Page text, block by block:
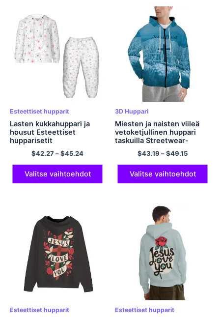
Esteettiset hupparit
Lasten kukkahuppari ja
housut Esteettiset
hupparisetit
Polyesterihupparisarjat
$42.27–$45.24
Valitse vaihtoehdot
3D Huppari
Miesten ja naisten viileä
vetoketjullinen huppari
taskuilla Streetwear-
huppari JESUS ​​Christ -
huppari Cross-huppari 3D-
tulostus Graafinen
hupullinen collegepaita
Comfort Polyesterihuppari
$43.19 –$49.15
Valitse vaihtoehdot
Esteettiset hupparit Esteettiset hupparit